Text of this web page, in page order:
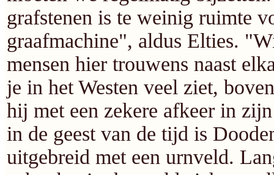
grafstenen is te weinig ruimte
graafmachine", aldus Elties.
mensen hier trouwens naast
je in het Westen veel ziet,
hij met een zekere afkeer in
in de geest van de tijd is
uitgebreid met een urnveld.